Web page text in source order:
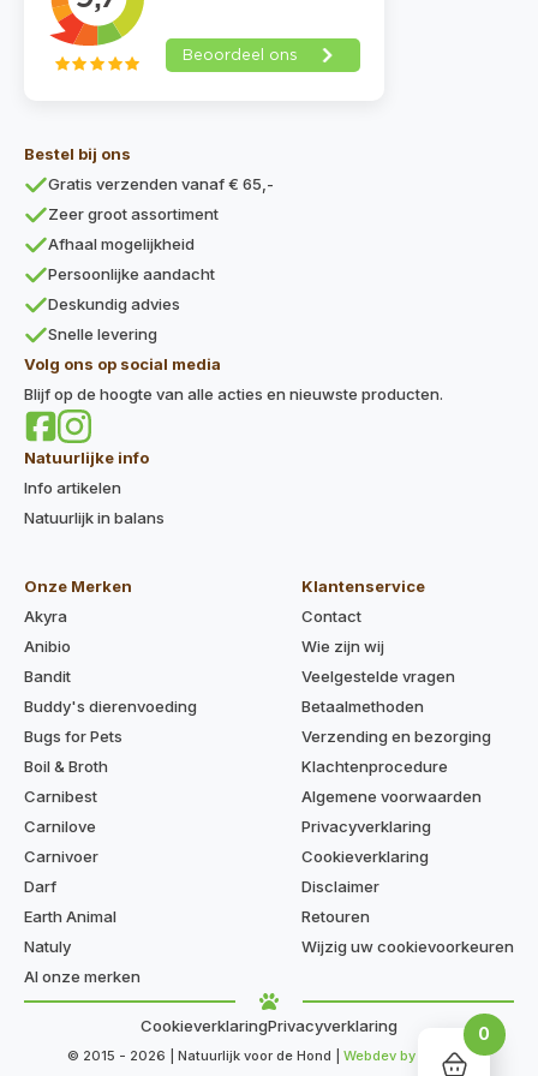
0
Bestel bij ons
Gratis verzenden vanaf € 65,-
Zeer groot assortiment
Afhaal mogelijkheid
Persoonlijke aandacht
Deskundig advies
Snelle levering
Volg ons op social media
Blijf op de hoogte van alle acties en nieuwste producten.
Natuurlijke info
Info artikelen
Natuurlijk in balans
Onze Merken
Akyra
Anibio
Bandit
Buddy's dierenvoeding
Bugs for Pets
Boil & Broth
Carnibest
Carnilove
Carnivoer
Darf
Earth Animal
Natuly
Al onze merken
Klantenservice
Contact
Wie zijn wij
Veelgestelde vragen
Betaalmethoden
Verzending en bezorging
Klachtenprocedure
Algemene voorwaarden
Privacyverklaring
Cookieverklaring
Disclaimer
Retouren
Wijzig uw cookievoorkeuren
© 2015 - 2026 | Natuurlijk voor de Hond | Webdev by Kaige.nl
CookieverklaringPrivacyverklaring